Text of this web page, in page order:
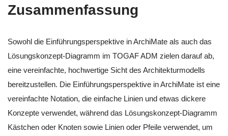
Zusammenfassung
Sowohl die Einführungsperspektive in ArchiMate als auch das
Lösungskonzept-Diagramm im TOGAF ADM zielen darauf ab,
eine vereinfachte, hochwertige Sicht des Architekturmodells
bereitzustellen. Die Einführungsperspektive in ArchiMate ist eine
vereinfachte Notation, die einfache Linien und etwas dickere
Konzepte verwendet, während das Lösungskonzept-Diagramm
Kästchen oder Knoten sowie Linien oder Pfeile verwendet, um